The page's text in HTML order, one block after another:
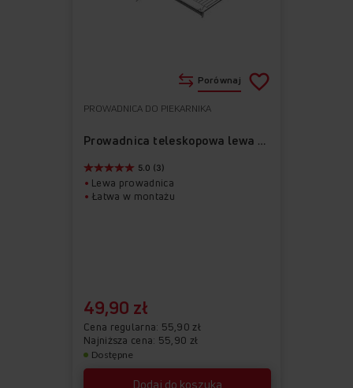
PROWADNICA DO PIEKARNIKA
Prowadnica teleskopowa lewa APG1010
Dodaj do koszyka
5.0 (3)
Lewa prowadnica
Łatwa w montażu
49,90 zł
Cena regularna 55,90 zł
Najniższa cena: 55,90 zł
Dostępne
Porównaj